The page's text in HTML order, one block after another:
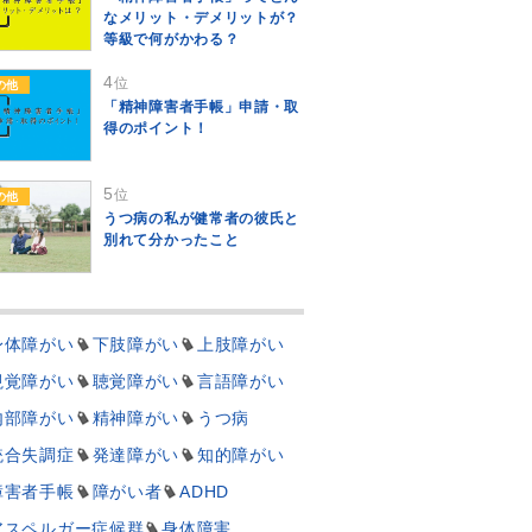
なメリット・デメリットが？
等級で何がかわる？
他 4位
「精神障害者手帳」申請・取
得のポイント！
他 5位
うつ病の私が健常者の彼氏と
別れて分かったこと
体障がい 下肢障がい
上肢障がい
覚障がい
聴覚障がい
言語障がい
部障がい
精神障がい
うつ病
合失調症
発達障がい
知的障がい
害者手帳
障がい者
ADHD
スペルガー症候群
身体障害